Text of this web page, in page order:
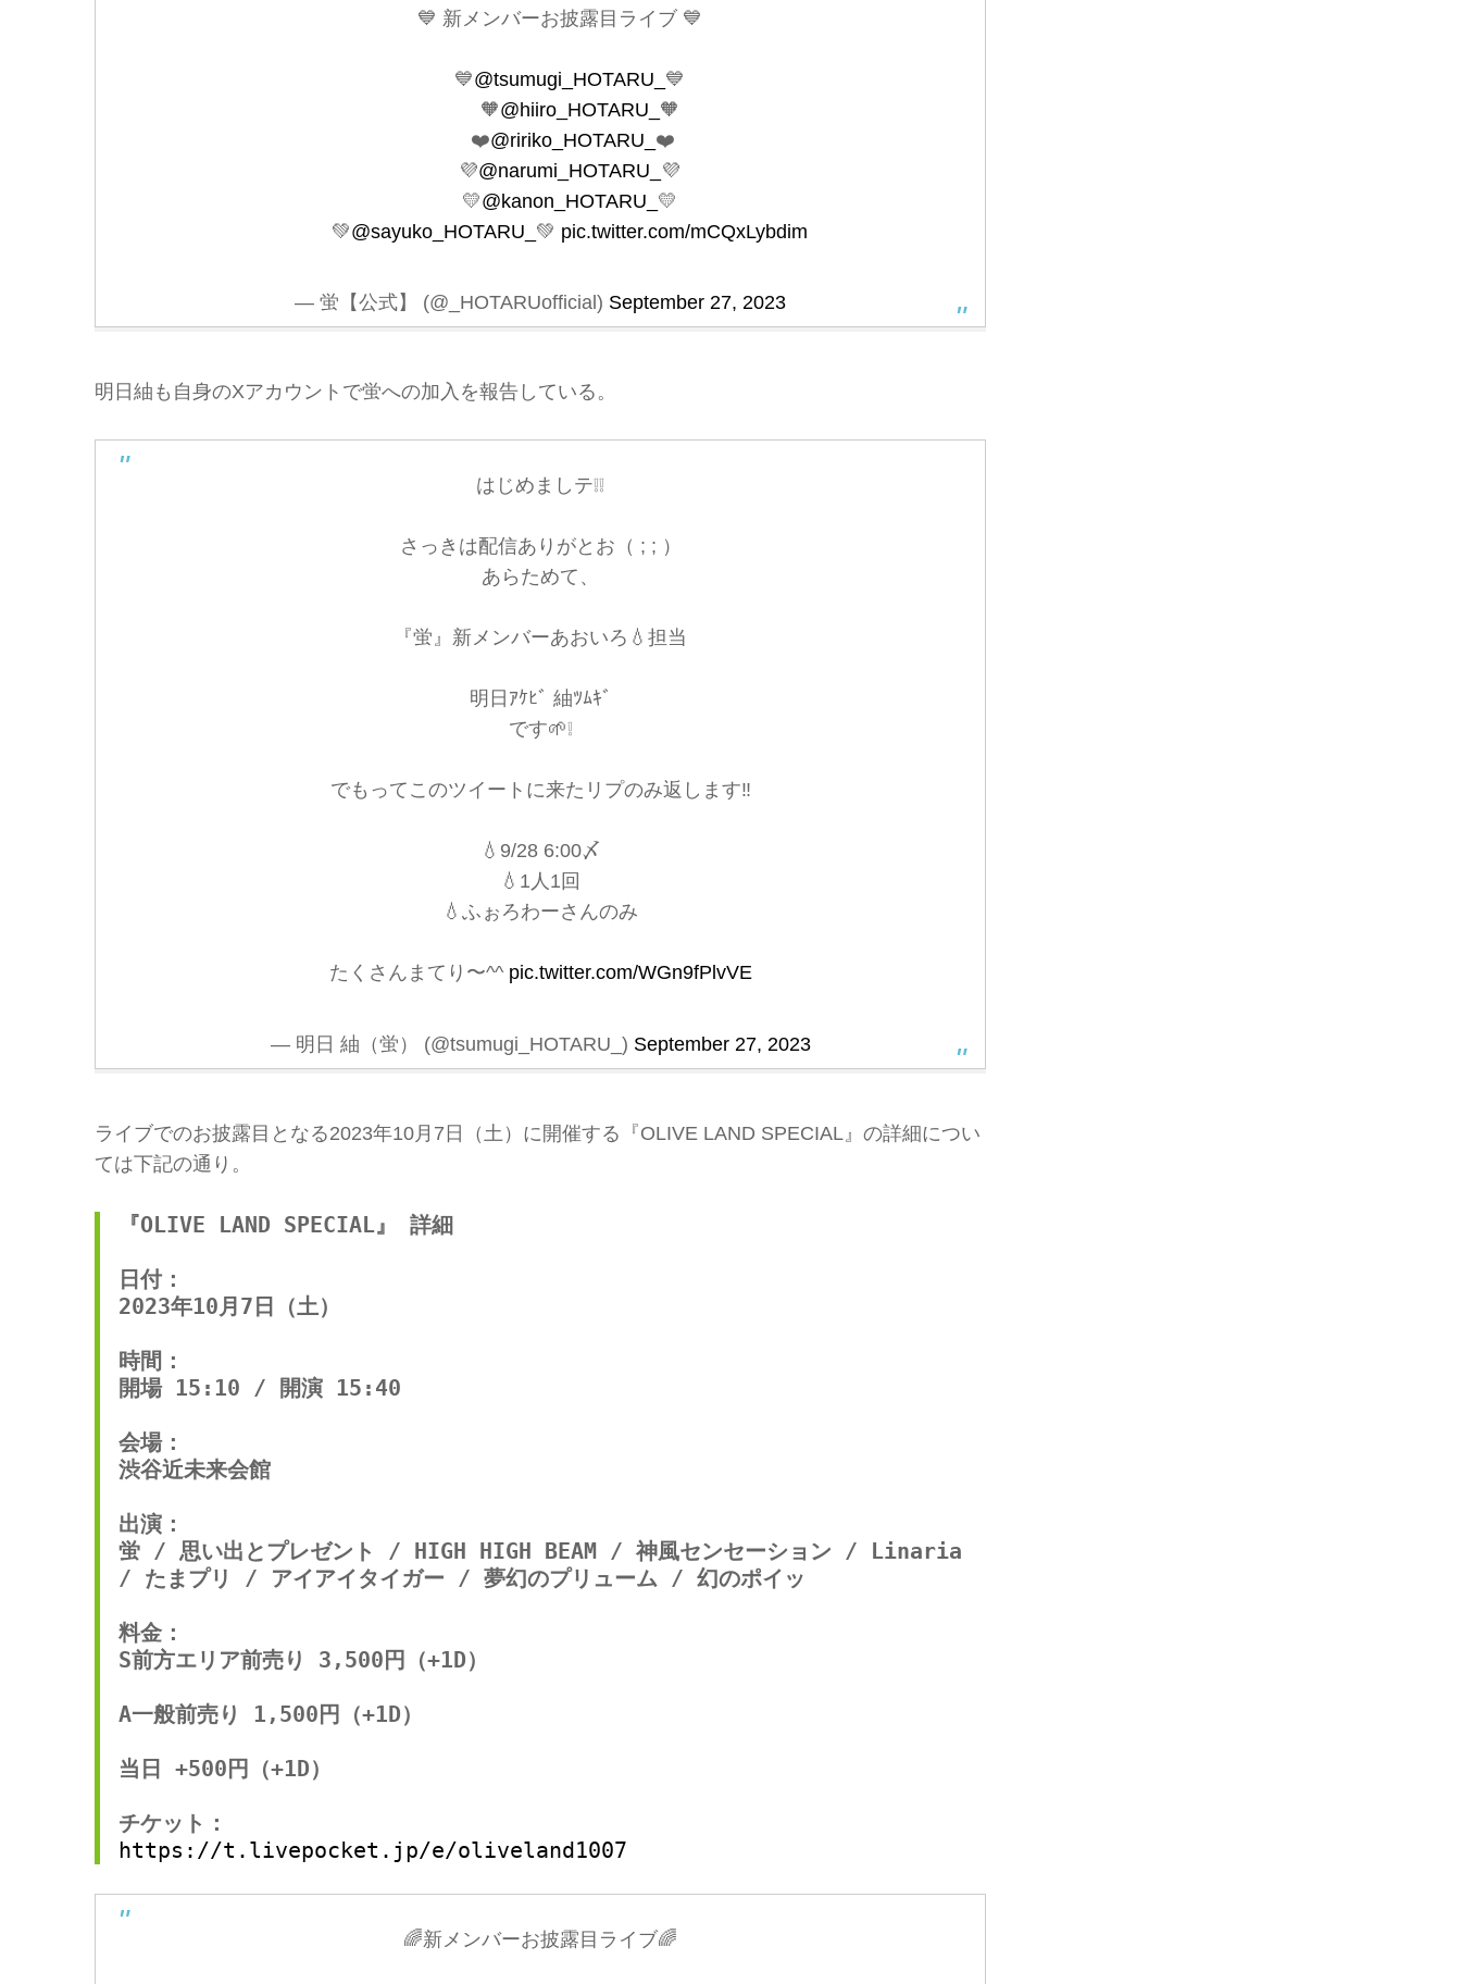
💙 新メンバーお披露目ライブ 💙
💙@tsumugi_HOTARU_ 💙
🧡@hiiro_HOTARU_ 🧡
❤️@ririko_HOTARU_ ❤️
💜@narumi_HOTARU_ 💜
💛@kanon_HOTARU_ 💛
💚@sayuko_HOTARU_ 💚 pic.twitter.com/mCQxLybdim
— 蛍【公式】 (@_HOTARUofficial) September 27, 2023
明日紬も自身のXアカウントで蛍への加入を報告している。
はじめましテ❕❕
さっきは配信ありがとお（ ; ; ）
あらためて、
『蛍』新メンバーあおいろ💧担当
明日ｱｹﾋﾞ 紬ﾂﾑｷﾞ
です🌱❕
でもってこのツイートに来たリプのみ返します‼️
💧9/28 6:00〆
💧1人1回
💧ふぉろわーさんのみ
たくさんまてり〜^^ pic.twitter.com/WGn9fPlvVE
— 明日 紬（蛍） (@tsumugi_HOTARU_) September 27, 2023
ライブでのお披露目となる2023年10月7日（土）に開催する『OLIVE LAND SPECIAL』の詳細につい
ては下記の通り。
『OLIVE LAND SPECIAL』 詳細
日付：
2023年10月7日（土）
時間：
開場 15:10 / 開演 15:40
会場：
渋谷近未来会館
出演：
蛍 / 思い出とプレゼント / HIGH HIGH BEAM / 神風センセーション / Linaria
/ たまプリ / アイアイタイガー / 夢幻のプリューム / 幻のポイッ
料金：
S前方エリア前売り 3,500円（+1D）
A一般前売り 1,500円（+1D）
当日 +500円（+1D）
https://t.livepocket.jp/e/oliveland1007
🌈新メンバーお披露目ライブ🌈